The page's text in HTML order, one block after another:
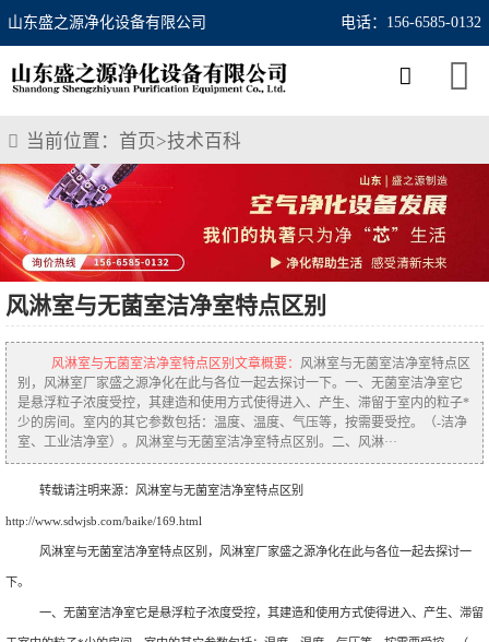
山东盛之源净化设备有限公司 电话：156-6585-0132
当前位置： 首页>技术百科
风淋室与无菌室洁净室特点区别
风淋室与无菌室洁净室特点区别文章概要： 风淋室与无菌室洁净室特点区
别，风淋室厂家盛之源净化在此与各位一起去探讨一下。一、无菌室洁净室它
是悬浮粒子浓度受控，其建造和使用方式使得进入、产生、滞留于室内的粒子*
少的房间。室内的其它参数包括：温度、温度、气压等，按需要受控。（-洁净
室、工业洁净室）。风淋室与无菌室洁净室特点区别。二、风淋···
转载请注明来源： 风淋室与无菌室洁净室特点区别
http://www.sdwjsb.com/baike/169.html
风淋室与无菌室洁净室特点区别，风淋室厂家盛之源净化在此与各位一起去探讨一
下。
一、无菌室洁净室它是悬浮粒子浓度受控，其建造和使用方式使得进入、产生、滞留